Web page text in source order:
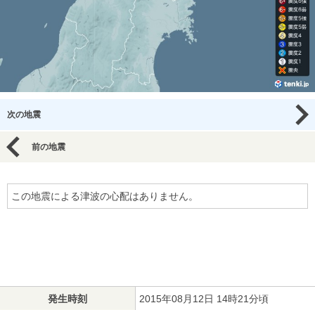
次の地震
前の地震
この地震による津波の心配はありません。
発生時刻 2015年08月12日 14時21分頃